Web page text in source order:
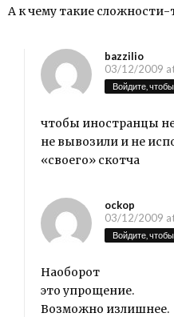
А к чему такие сложности-
bazzilio
03/12/2009
Войдите,
чтобы иностранцы
не вывозили и не
«своего» скотча
ockop
03/12/2009
Войдите,
Наоборот
это упрощение.
Возможно излишнее.